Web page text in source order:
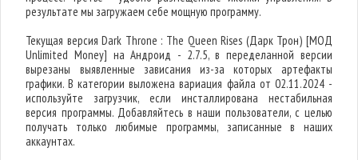
результате мы загружаем себе мощную программу.
Текущая версия Dark Throne : The Queen Rises (Дарк Трон) [МОД
Unlimited Money] на Андроид - 2.7.5, в переделанной версии
вырезаны выявленные зависания из-за которых артефакты
графики. В категории выложена вариация файла от 02.11.2024 -
используйте загрузчик, если инсталлирована нестабильная
версия программы. Добавляйтесь в наши пользователи, с целью
получать только любимые программы, записанные в наших
аккаунтах.